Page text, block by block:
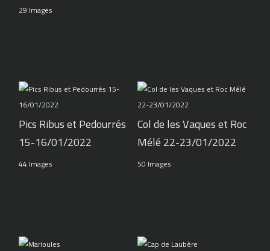
29 Images
Pics Ribus et Pedourrés
15-16/01/2022
44 Images
Col de les Vaques et Roc
Mélé 22-23/01/2022
50 Images